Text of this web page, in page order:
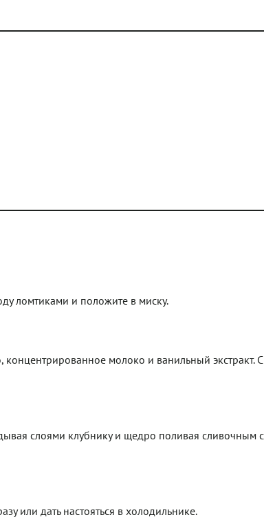
ломтиками и положите в миску.
молоко и ванильный экстракт.
слоями клубнику и щедро поливая сливочным
или дать настояться в холодильнике.